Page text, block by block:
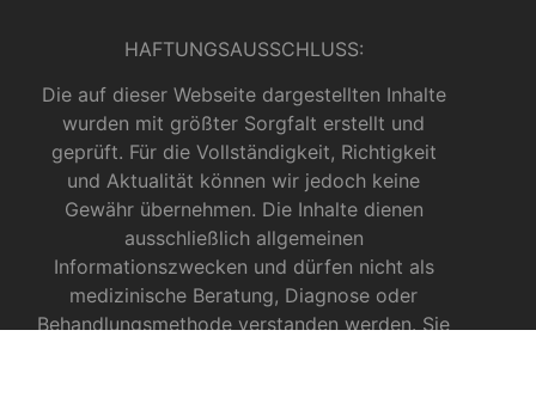
HAFTUNGSAUSSCHLUSS:
Die auf dieser Webseite dargestellten Inhalte
wurden mit größter Sorgfalt erstellt und
geprüft. Für die Vollständigkeit, Richtigkeit
und Aktualität können wir jedoch keine
Gewähr übernehmen. Die Inhalte dienen
ausschließlich allgemeinen
Informationszwecken und dürfen nicht als
medizinische Beratung, Diagnose oder
Behandlungsmethode verstanden werden. Sie